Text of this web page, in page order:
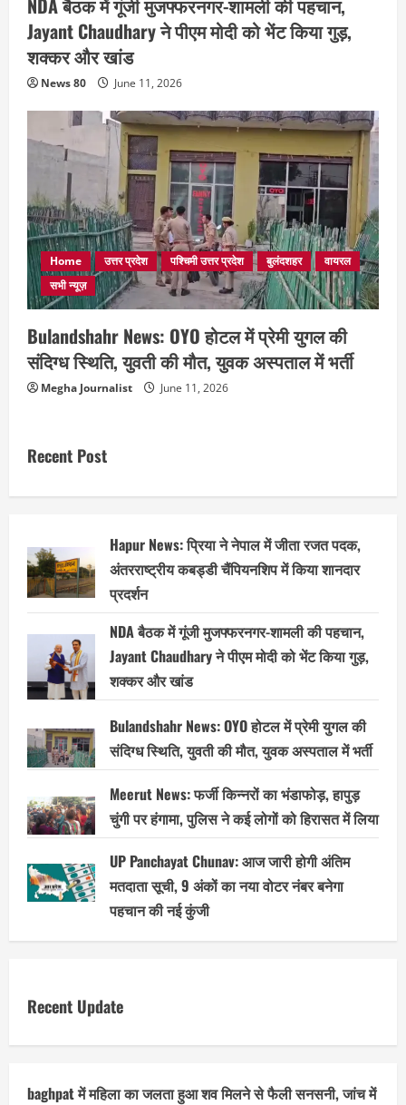
NDA बैठक में गूंजी मुजफ्फरनगर-शामली की पहचान,
Jayant Chaudhary ने पीएम मोदी को भेंट किया गुड़,
शक्कर और खांड
News 80 June 11, 2026
Home उत्तर प्रदेश पश्चिमी उत्तर प्रदेश बुलंदशहर
वायरल
सभी न्यूज़
Bulandshahr News: OYO होटल में प्रेमी युगल की
संदिग्ध स्थिति, युवती की मौत, युवक अस्पताल में भर्ती
Megha Journalist June 11, 2026
Recent Post
Hapur News: प्रिया ने नेपाल में जीता रजत पदक,
अंतरराष्ट्रीय कबड्डी चैंपियनशिप में किया शानदार
प्रदर्शन
NDA बैठक में गूंजी मुजफ्फरनगर-शामली की पहचान,
Jayant Chaudhary ने पीएम मोदी को भेंट किया गुड़,
शक्कर और खांड
Bulandshahr News: OYO होटल में प्रेमी युगल की
संदिग्ध स्थिति, युवती की मौत, युवक अस्पताल में भर्ती
Meerut News: फर्जी किन्नरों का भंडाफोड़, हापुड़
चुंगी पर हंगामा, पुलिस ने कई लोगों को हिरासत में लिया
UP Panchayat Chunav: आज जारी होगी अंतिम
मतदाता सूची, 9 अंकों का नया वोटर नंबर बनेगा
पहचान की नई कुंजी
Recent Update
baghpat में महिला का जलता हुआ शव मिलने से फैली सनसनी, जांच में